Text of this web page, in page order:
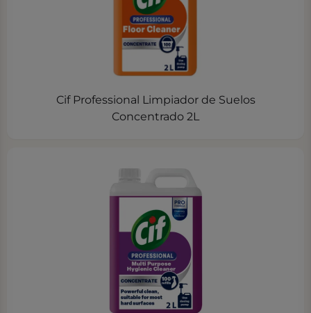
Cif Professional Limpiador de Suelos
Concentrado 2L